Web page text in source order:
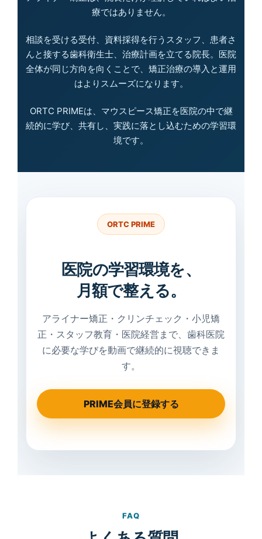
療ではありません。
相談を受ける受付、資料採得を行うスタッフ、患者さ
んと接する歯科衛生士、治療計画を立てる院長。医院
全体が同じ方向を向くことで、矯正治療の導入と運用
はよりスムーズになります。
ORTC PRIMEは、マウスピース矯正を医院の中で継
続的に学び、共有し、実践に落とし込むための学習環
境です。
ORTC PRIME
医院の学習環境を、
月額で整える。
アライナー矯正・クリンチェック・小児矯
正・スタッフ教育・医院経営まで、歯科医院
に必要な学びを動画で継続的に視聴できま
す。
PRIME会員に登録する
FAQ